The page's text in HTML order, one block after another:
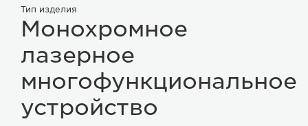
Тип изделия
Монохромное
лазерное
многофункциональное
устройство